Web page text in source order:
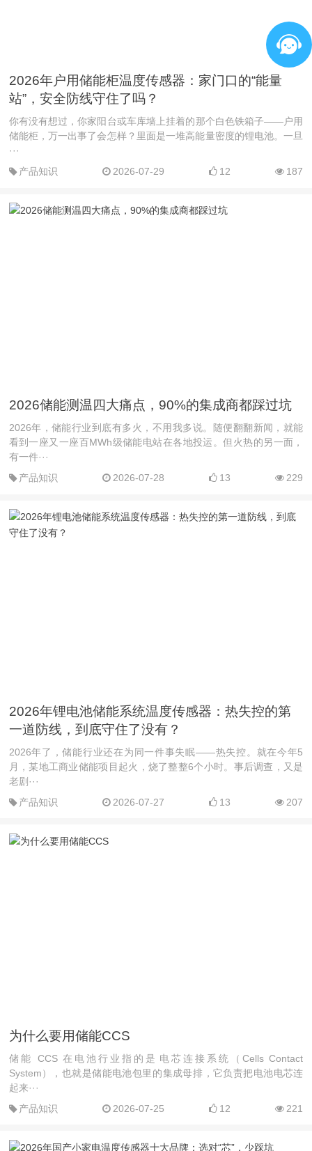
2026年户用储能柜温度传感器：家门口的“能量
站”，安全防线守住了吗？
你有没有想过，你家阳台或车库墙上挂着的那个白色铁箱子——户用
储能柜，万一出事了会怎样？里面是一堆高能量密度的锂电池。一旦
···
产品知识
2026-07-29 12 187
2026储能测温四大痛点，90%的集成商都踩过坑
2026年，储能行业到底有多火，不用我多说。随便翻翻新闻，就能
看到一座又一座百MWh级储能电站在各地投运。但火热的另一面，
有一件···
产品知识
2026-07-28 13 229
2026年锂电池储能系统温度传感器：热失控的第
一道防线，到底守住了没有？
2026年了，储能行业还在为同一件事失眠——热失控。就在今年5
月，某地工商业储能项目起火，烧了整整6个小时。事后调查，又是
老剧···
产品知识
2026-07-27 13 207
为什么要用储能CCS
储能 CCS 在电池行业指的是‌电芯连接系统（Cells Contact
System），也就是储能电池包里的‌集成母排‌，它负责把电池电芯连
起来···
产品知识
2026-07-25 12 221